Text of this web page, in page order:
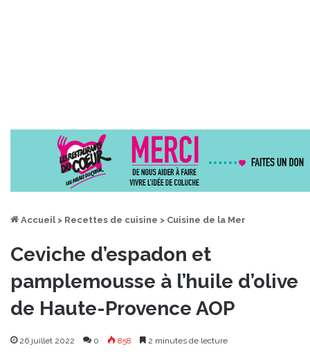
Accueil > Recettes de cuisine > Cuisine de la Mer
Ceviche d’espadon et
pamplemousse à l’huile d’olive
de Haute-Provence AOP
26 juillet 2022 0 858 2 minutes de lecture